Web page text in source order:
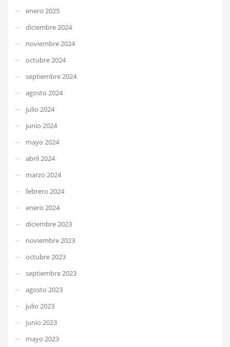
enero 2025
diciembre 2024
noviembre 2024
octubre 2024
septiembre 2024
agosto 2024
julio 2024
junio 2024
mayo 2024
abril 2024
marzo 2024
febrero 2024
enero 2024
diciembre 2023
noviembre 2023
octubre 2023
septiembre 2023
agosto 2023
julio 2023
junio 2023
mayo 2023